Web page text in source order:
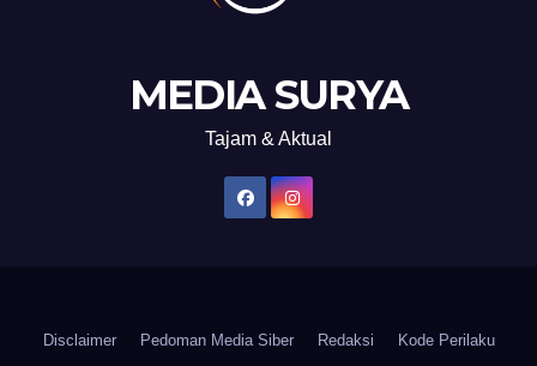
MEDIA SURYA
Tajam & Aktual
Disclaimer Pedoman Media Siber Redaksi Kode Perilaku